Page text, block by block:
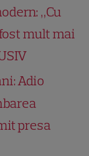
„Cu
mult mai
Adio
presa